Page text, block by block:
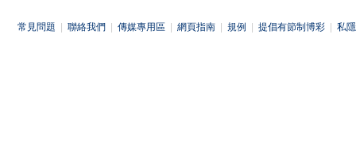
常見問題 聯絡我們 傳媒專用區 網頁指南 規例 提倡有節制博彩 私